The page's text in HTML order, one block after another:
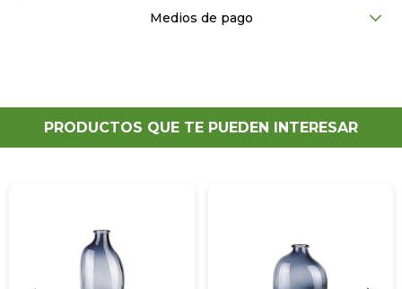
Medios de pago
PRODUCTOS QUE TE PUEDEN INTERESAR